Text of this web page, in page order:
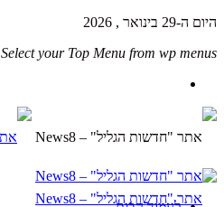
היום ה-29 בינואר , 2026
Select your Top Menu from wp menus